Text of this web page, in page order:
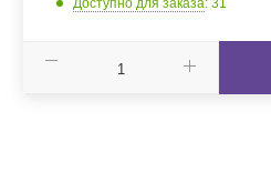
Доступно для заказа: 31